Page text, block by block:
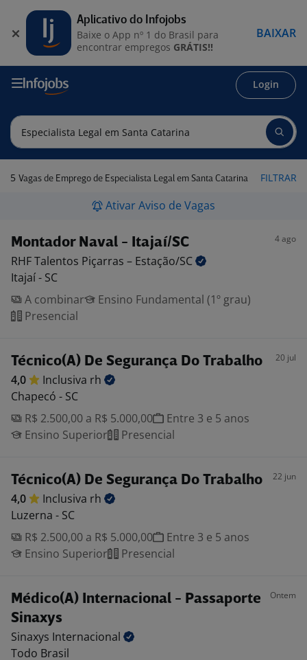
Login
5 Vagas de Emprego de Especialista Legal em Santa Catarina FILTRAR
Ativar Aviso de Vagas
Montador Naval - Itajaí/SC 4 ago
RHF Talentos Piçarras – Estação/SC
Itajaí - SC
A combinar
Ensino Fundamental (1º grau)
Presencial
Técnico(A) De Segurança Do Trabalho 20 jul
4,0 Inclusiva rh
Chapecó - SC
R$ 2.500,00 a R$ 5.000,00
Entre 3 e 5 anos
Ensino Superior
Presencial
Técnico(A) De Segurança Do Trabalho 22 jun
4,0 Inclusiva rh
Luzerna - SC
R$ 2.500,00 a R$ 5.000,00
Entre 3 e 5 anos
Ensino Superior
Presencial
Médico(A) Internacional - Passaporte
Sinaxys
Ontem
Sinaxys Internacional
Todo Brasil
Aplicativo do Infojobs
Baixe o App nº 1 do Brasil para
encontrar empregos GRÁTIS!!
BAIXAR